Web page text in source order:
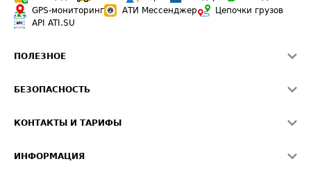
GPS-мониторинг
АТИ Мессенджер
Цепочки грузов
API ATI.SU
ПОЛЕЗНОЕ
Звезды ATI.SU на вашем сайте
Средние ставки
БЕЗОПАСНОСТЬ
Светофор+
КОНТАКТЫ И ТАРИФЫ
ИНФОРМАЦИЯ